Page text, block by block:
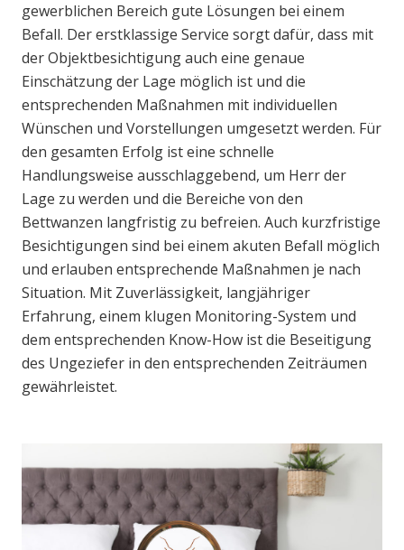
gewerblichen Bereich gute Lösungen bei einem
Befall. Der erstklassige Service sorgt dafür, dass mit
der Objektbesichtigung auch eine genaue
Einschätzung der Lage möglich ist und die
entsprechenden Maßnahmen mit individuellen
Wünschen und Vorstellungen umgesetzt werden. Für
den gesamten Erfolg ist eine schnelle
Handlungsweise ausschlaggebend, um Herr der
Lage zu werden und die Bereiche von den
Bettwanzen langfristig zu befreien. Auch kurzfristige
Besichtigungen sind bei einem akuten Befall möglich
und erlauben entsprechende Maßnahmen je nach
Situation. Mit Zuverlässigkeit, langjähriger
Erfahrung, einem klugen Monitoring-System und
dem entsprechenden Know-How ist die Beseitigung
des Ungeziefer in den entsprechenden Zeiträumen
gewährleistet.